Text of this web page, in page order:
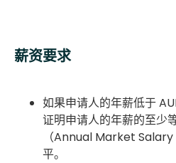
薪资要求
如果申请人的年薪低于
证明申请人的年薪的至少
（Annual Market
平。